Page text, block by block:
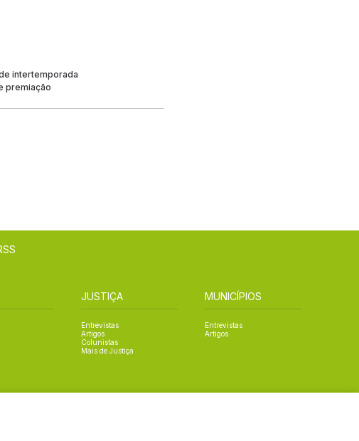
intertemporada
premiação
JUSTIÇA
Entrevistas
Artigos
Colunistas
Mais de Justiça
MUNICÍPIOS
Entrevistas
Artigos